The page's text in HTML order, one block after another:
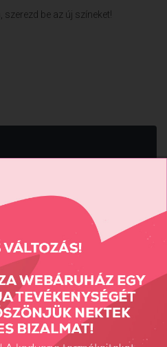
be az új színeket!